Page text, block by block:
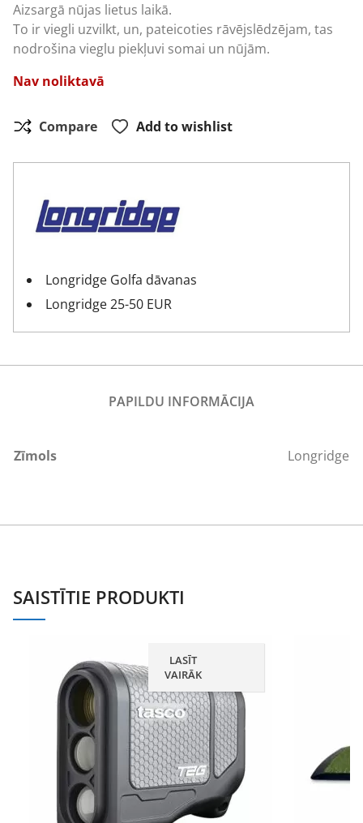
Aizsargā nūjas lietus laikā.
To ir viegli uzvilkt, un, pateicoties rāvējslēdzējam, tas
nodrošina vieglu piekļuvi somai un nūjām.
Nav noliktavā
Compare Add to wishlist
Longridge Golfa dāvanas
Longridge 25-50 EUR
PAPILDU INFORMĀCIJA
Zīmols Longridge
SAISTĪTIE PRODUKTI
LASĪT
VAIRĀK